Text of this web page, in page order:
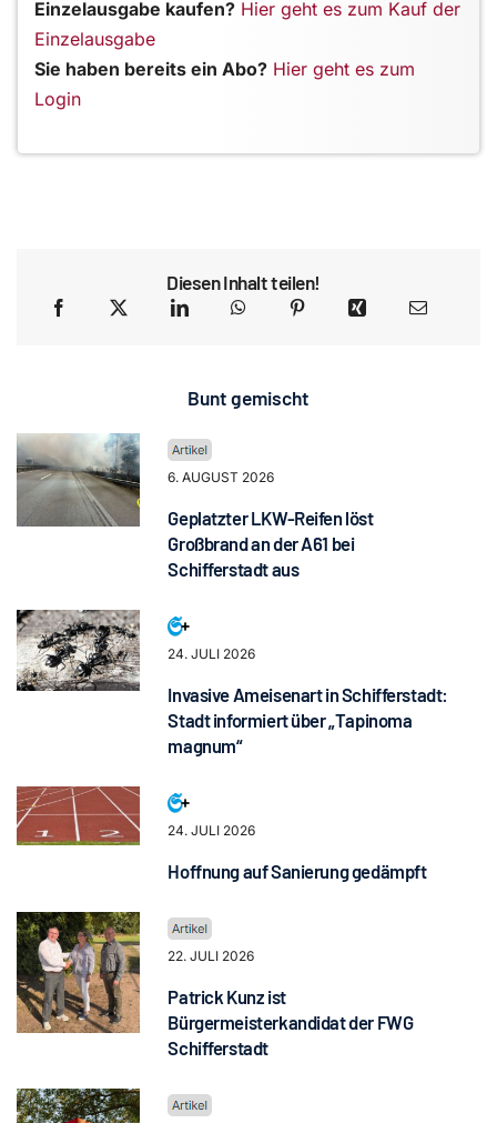
Einzelausgabe kaufen? Hier geht es zum Kauf der
Einzelausgabe
Sie haben bereits ein Abo? Hier geht es zum
Login
Diesen Inhalt teilen!
Bunt gemischt
6. AUGUST 2026
Geplatzter LKW-Reifen löst
Großbrand an der A61 bei
Schifferstadt aus
24. JULI 2026
Invasive Ameisenart in Schifferstadt:
Stadt informiert über „Tapinoma
magnum“
24. JULI 2026
Hoffnung auf Sanierung gedämpft
22. JULI 2026
Patrick Kunz ist
Bürgermeisterkandidat der FWG
Schifferstadt